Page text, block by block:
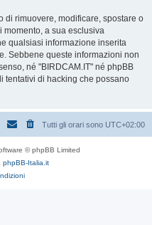
di rimuovere, modificare, spostare o
a sua esclusiva
qualsiasi informazione inserita
Sebbene queste informazioni non
né "BIRDCAM.IT" né phpBB
tentativi di hacking che possano
Tutti gli orari sono UTC+02:00
© phpBB Limited
phpBB-Italia.it